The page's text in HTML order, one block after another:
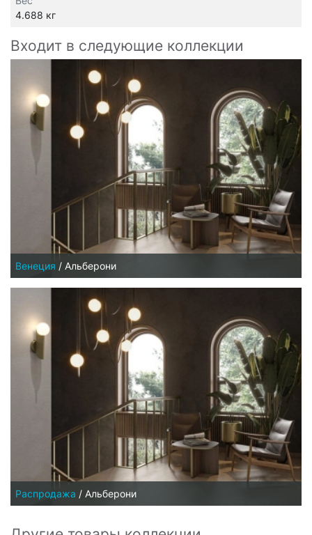
4.688 кг
Входит в следующие коллекции
Венеция / Альберони
Распродажа / Альберони